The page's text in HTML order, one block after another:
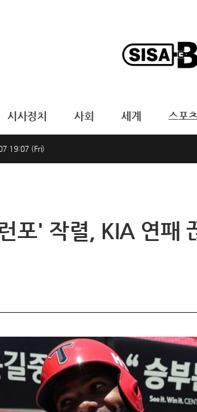
시사정치 사회 세계 스포
19:07 (Fri)
포' 작렬, KIA 연패